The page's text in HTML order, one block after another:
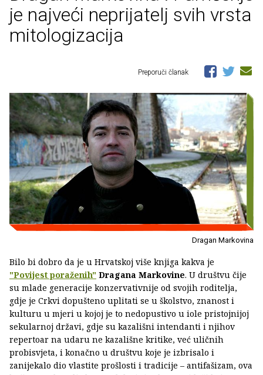
je najveći neprijatelj svih vrsta
mitologizacija
Preporuči članak
Dragan Markovina
Bilo bi dobro da je u Hrvatskoj više knjiga kakva je
"Povijest poraženih" Dragana Markovine. U društvu čije
su mlade generacije konzervativnije od svojih roditelja,
gdje je Crkvi dopušteno uplitati se u školstvo, znanost i
kulturu u mjeri u kojoj je to nedopustivo u iole pristojnijoj
sekularnoj državi, gdje su kazališni intendanti i njihov
repertoar na udaru ne kazališne kritike, već uličnih
probisvjeta, i konačno u društvu koje je izbrisalo i
zanijekalo dio vlastite prošlosti i tradicije – antifašizam, ova